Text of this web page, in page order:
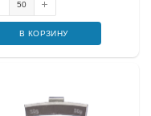
В КОРЗИНУ